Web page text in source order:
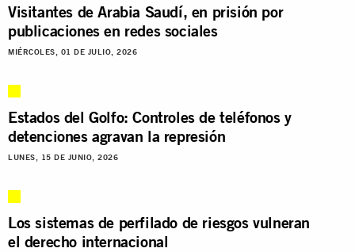
Visitantes de Arabia Saudí, en prisión por
publicaciones en redes sociales
MIÉRCOLES, 01 DE JULIO, 2026
Estados del Golfo: Controles de teléfonos y
detenciones agravan la represión
LUNES, 15 DE JUNIO, 2026
Los sistemas de perfilado de riesgos vulneran
el derecho internacional